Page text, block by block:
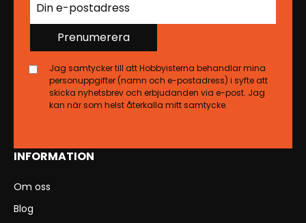
INFORMATION
Om oss
Blog
Prenumerera
Jag samtycker till att Hobbyisterna behandlar mina
personuppgifter (namn och e-postadress) i syfte att
skicka nyhetsbrev och erbjudanden via e-post. Jag
kan när som helst återkalla mitt samtycke.